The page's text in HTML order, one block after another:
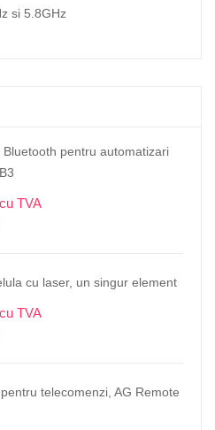
si 5.8GHz
Bluetooth pentru automatizari
cu TVA
cu laser, un singur element
cu TVA
telecomenzi, AG Remote